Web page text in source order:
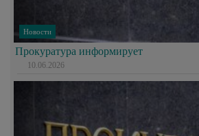
Новости
Прокуратура информирует
10.06.2026